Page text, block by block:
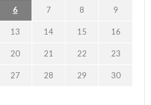
6 7 8 9
13 14 15 16
20 21 22 23
27 28 29 30